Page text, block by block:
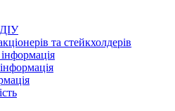
та стейкхолдерів